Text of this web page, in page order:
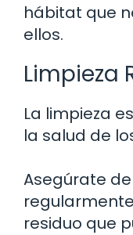
hábitat que
ellos.
Limpieza
La limpieza
la salud de
Asegúrate
residuo que